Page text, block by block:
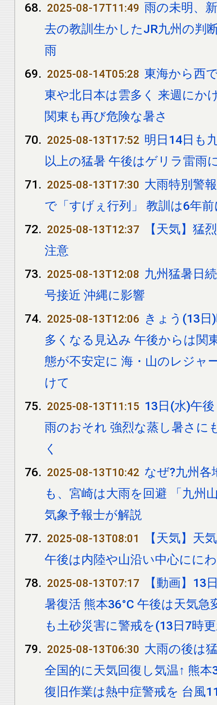
2025-08-17T11:49 雨の未明、
去の教訓生かしたJR九州の判
雨
2025-08-14T05:28 東海から西
東や北日本は雲多く 来週にか
関東も再び危険な暑さ
2025-08-13T17:52 明日14日も
以上の猛暑 午後はゲリラ雷雨
2025-08-13T17:30 大雨特別警
で「すげぇ行列」 教訓は6年前
2025-08-13T12:37
【天気】猛
注意
2025-08-13T12:08 九州猛暑日
号接近 沖縄に影響
2025-08-13T12:06 きょう(13日
多くなる見込み 午後からは関
態が不安定に 海・山のレジャ
けて
2025-08-13T11:15 13日(水)午
雨のおそれ 強烈な蒸し暑さに
く
2025-08-13T10:42 なぜ?九州各
も、宮崎は大雨を回避 「九州
気象予報士が解説
2025-08-13T08:01
【天気】天
午後は内陸や山沿い中心にに
2025-08-13T07:17
【動画】13
暑復活 熊本36°C 午後は天気
も土砂災害に警戒を(13日7時
2025-08-13T06:30 大雨の後は
全国的に天気回復し気温↑ 熊本
復旧作業は熱中症警戒を 台風